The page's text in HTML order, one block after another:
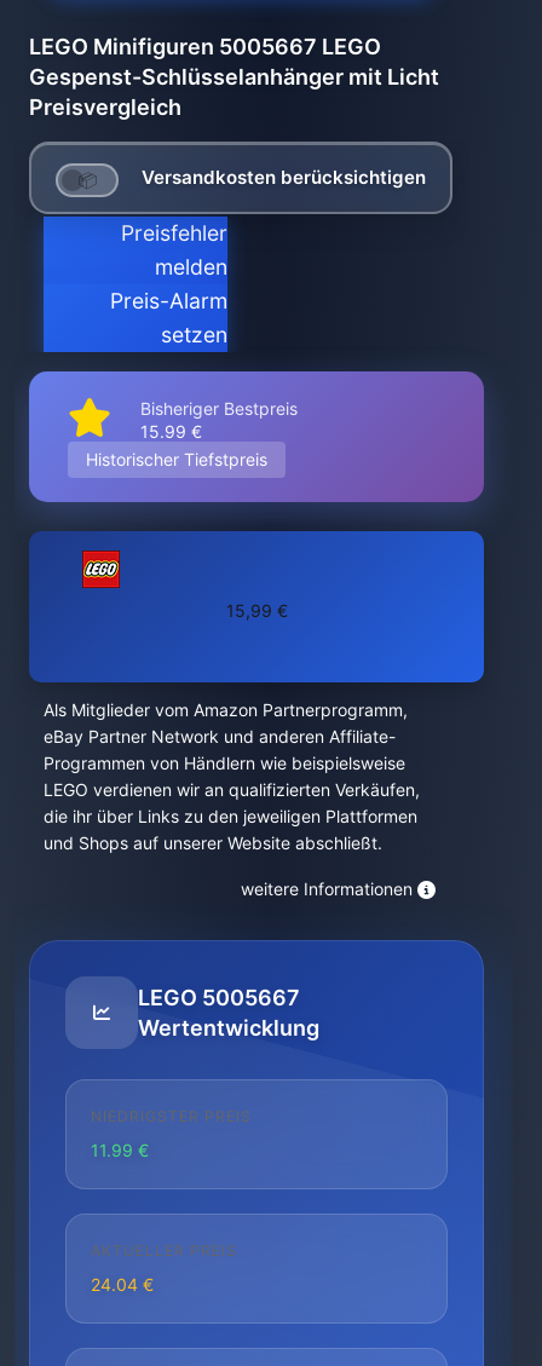
LEGO Minifiguren 5005667 LEGO
Gespenst-Schlüsselanhänger mit Licht
Preisvergleich
Versandkosten berücksichtigen
Preisfehler
melden
Preis-Alarm
setzen
Bisheriger Bestpreis
15.99 €
Historischer Tiefstpreis
15,99 €
Als Mitglieder vom Amazon Partnerprogramm,
eBay Partner Network und anderen Affiliate-
Programmen von Händlern wie beispielsweise
LEGO verdienen wir an qualifizierten Verkäufen,
die ihr über Links zu den jeweiligen Plattformen
und Shops auf unserer Website abschließt.
weitere Informationen
LEGO 5005667
Wertentwicklung
NIEDRIGSTER PREIS
11.99 €
AKTUELLER PREIS
24.04 €